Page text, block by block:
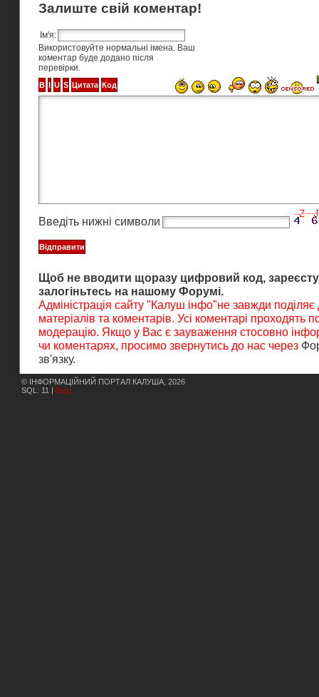
Залиште свій коментар!
Ім'я:
Використовуйте нормальні імена. Ваш
коментар буде додано після
перевірки.
Введіть нижні символи
Щоб не вводити щоразу цифровий код,
залогіньтесь на нашому Форумі.
Адміністрація сайту "Калуш інфо"не завжди поділяє
матеріалів та коментарів. Усі коментарі проходять
модерацію. Якщо у Вас є зауваження стосовно
чи коментарях, просимо звернутись до нас через
зв'язку.
© ІНФОРМАЦІЙНИЙ ПОРТАЛ КАЛУША, 2026
SQL: 11 |
Вхід